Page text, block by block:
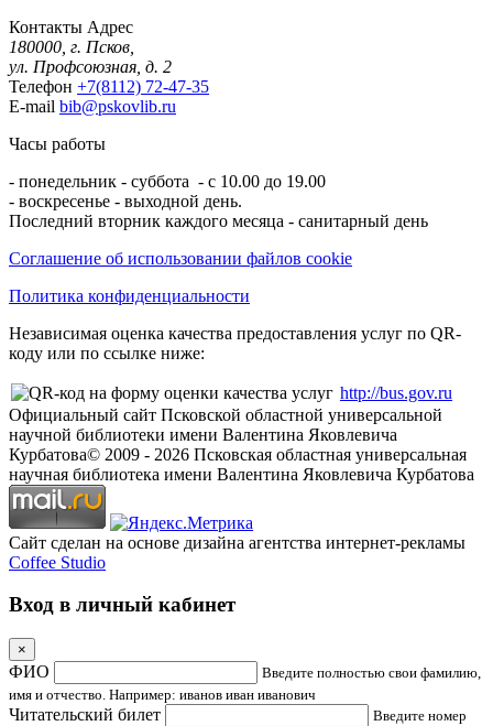
Контакты Адрес
180000, г. Псков,
ул. Профсоюзная, д. 2
Телефон +7(8112) 72-47-35
E-mail bib@pskovlib.ru
Часы работы
- понедельник - суббота - с 10.00 до 19.00
- воскресенье - выходной день.
Последний вторник каждого месяца - санитарный день
Соглашение об использовании файлов cookie
Политика конфиденциальности
Независимая оценка качества предоставления услуг по QR-
коду или по ссылке ниже:
http://bus.gov.ru
Официальный сайт Псковской областной универсальной
научной библиотеки имени Валентина Яковлевича
Курбатова© 2009 - 2026 Псковская областная универсальная
научная библиотека имени Валентина Яковлевича Курбатова
Сайт сделан на основе дизайна агентства интернет-рекламы
Coffee Studio
Вход в личный кабинет
×
ФИО
Введите полностью свои фамилию,
имя и отчество. Например: иванов иван иванович
Читательский билет
Введите номер